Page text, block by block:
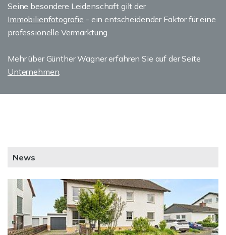
Seine besondere Leidenschaft gilt der
Immobilienfotografie - ein entscheidender Faktor für eine
professionelle Vermarktung.
Mehr über Günther Wagner erfahren Sie auf der Seite
Unternehmen.
News